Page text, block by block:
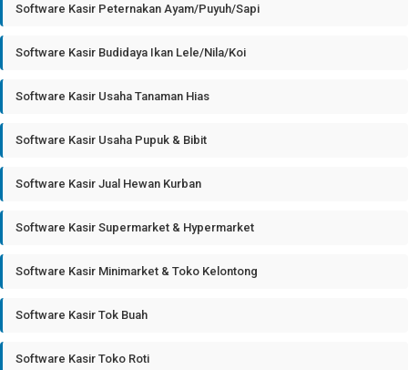
Software Kasir Peternakan Ayam/Puyuh/Sapi
Software Kasir Budidaya Ikan Lele/Nila/Koi
Software Kasir Usaha Tanaman Hias
Software Kasir Usaha Pupuk & Bibit
Software Kasir Jual Hewan Kurban
Software Kasir Supermarket & Hypermarket
Software Kasir Minimarket & Toko Kelontong
Software Kasir Tok Buah
Software Kasir Toko Roti